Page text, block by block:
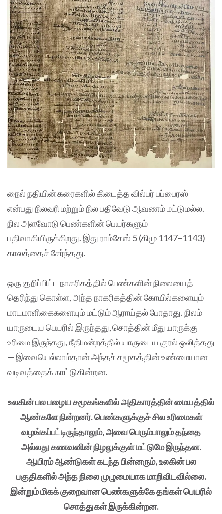
நைல் நதியின் கரைகளில் கிடைத்த வில்பர் பப்பைரஸ்
என்பது நிலவரி மற்றும் நில பதிவேடு ஆவணம் மட்டுமல்ல.
நில அளவோடு பெண்களின் பெயர்களும்
பதிவாகியிருக்கிறது. இது ராம்சேஸ் 5 (கிமு 1147–1143)
காலத்தைச் சேர்ந்தது.
ஒரு குறிப்பிட்ட நாகரிகத்தில் பெண்களின் நிலையைத்
தெரிந்து கொள்ள, அந்த நாகரிகத்தின் கோயில்களையும்
மாடமாளிகைகளையும் மட்டும் ஆராய்தல் போதாது. நிலம்
யாருடைய பெயரில் இருந்தது, சொத்தின் மீது யாருக்கு
உரிமை இருந்தது, நீதிமன்றத்தில் யாருடைய குரல் ஒலித்தது
— இவையெல்லாம்தான் அந்தச் சமூகத்தின் உண்மையான
வடிவத்தைக் காட்டுகின்றன.
உலகின் பல பழைய சமூகங்களில் அதிகாரத்தின் மையத்தில்
ஆண்களே நின்றனர். பெண்களுக்குச் சில உரிமைகள்
வழங்கப்பட்டிருந்தாலும், அவை பெரும்பாலும் தந்தை
அல்லது கணவனின் நிழலுக்குள் மட்டுமே இருந்தன.
ஆயிரம் ஆண்டுகள் கடந்த பின்னரும், உலகின் பல
பகுதிகளில் அந்த நிலை முழுமையாக மாறிவிடவில்லை.
இன்றும் மிகக் குறைவான பெண்களுக்கே தங்கள் பெயரில்
சொத்துகள் இருக்கின்றன.